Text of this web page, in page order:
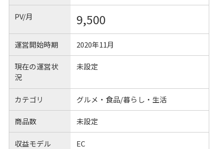
PV/月 9,500
運営開始時期 2020年11月
現在の運営状
況
未設定
カテゴリ グルメ・食品/暮らし・生活
商品数 未設定
収益モデル EC